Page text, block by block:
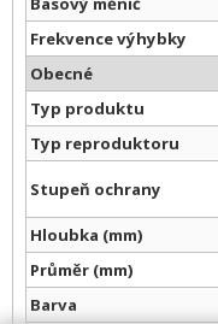
Frekvence výhybky
Obecné
Typ produktu
Typ reproduktoru
Stupeň ochrany
Hloubka (mm)
Průměr (mm)
Barva